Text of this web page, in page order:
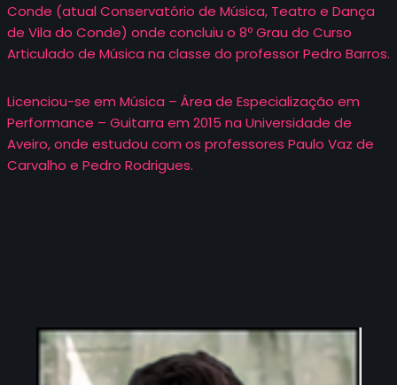
Conde (atual Conservatório de Música, Teatro e Dança
de Vila do Conde) onde concluiu o 8º Grau do Curso
Articulado de Música na classe do professor Pedro Barros.
Licenciou-se em Música – Área de Especialização em
Performance – Guitarra em 2015 na Universidade de
Aveiro, onde estudou com os professores Paulo Vaz de
Carvalho e Pedro Rodrigues.